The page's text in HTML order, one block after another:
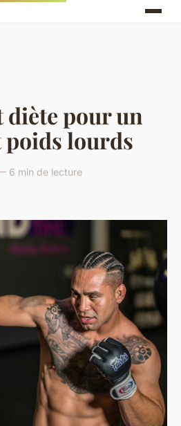
pour un
lourds
6 min de lecture